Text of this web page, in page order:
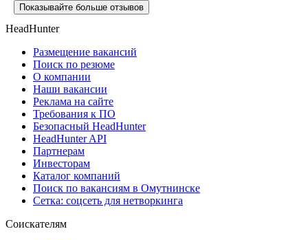
Показывайте больше отзывов
HeadHunter
Размещение вакансий
Поиск по резюме
О компании
Наши вакансии
Реклама на сайте
Требования к ПО
Безопасный HeadHunter
HeadHunter API
Партнерам
Инвесторам
Каталог компаний
Поиск по вакансиям в Омутнинске
Сетка: соцсеть для нетворкинга
Соискателям